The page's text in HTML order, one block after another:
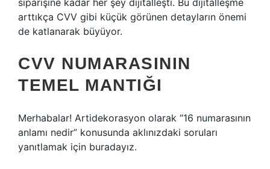
siparişine kadar her şey dijitalleşti. Bu dijitalleşme
arttıkça CVV gibi küçük görünen detayların önemi
de katlanarak büyüyor.
CVV NUMARASININ
TEMEL MANTIĞI
Merhabalar! Artidekorasyon olarak “16 numarasının
anlamı nedir” konusunda aklınızdaki soruları
yanıtlamak için buradayız.